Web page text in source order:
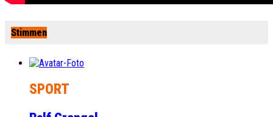
Stimmen
SPORT